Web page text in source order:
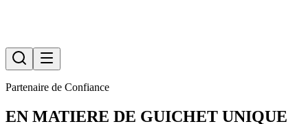
Partenaire de Confiance
EN MATIERE DE GUICHET UNIQUE